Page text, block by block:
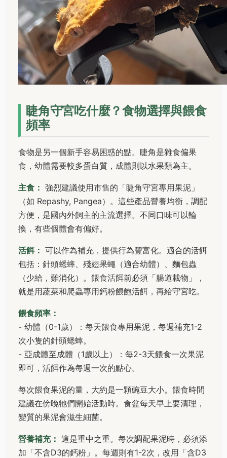
睫角守宮吃什麼？食物選擇與餵食
頻率
食物是另一個新手容易困惑的點。睫角是雜食偏果
食，幼體需要較多蛋白質，成體則以水果類為主。
主食： 強烈建議使用市售的「睫角守宮專用果泥」
（如 Repashy, Pangea）。這些產品營養均衡，調配
方便，是國內外飼主的主流選擇。不同口味可以輪
換，有些個體會有偏好。
活餌： 可以作為補充，提供行為豐富化。適合的活餌
包括：針頭蟋蟀、殘翅果蠅（適合幼體）、麵包蟲
（少給，難消化）。餵食活餌前必須「腸道載物」，
就是用蔬菜和爬蟲專用鈣粉餵飽活餌，再給守宮吃。
餵食頻率：
- 幼體（0-1歲）：每天餵食專用果泥，每週補充1-2
次小隻的針頭蟋蟀。
- 亞成體至成體（1歲以上）：每2-3天餵食一次果泥
即可，活餌作為每週一次的點心。
每次餵食果泥的量，大約是一顆豌豆大小。餵食時間
建議在傍晚牠們開始活動時。食盆每天早上要清理，
變質的果泥會滋生細菌。
營養補充： 這是重中之重。每次調配果泥時，必須添
加「不含D3的鈣粉」。每週則有1-2次，改用「含D3